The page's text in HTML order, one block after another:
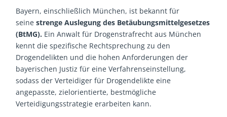
Bayern, einschließlich München, ist bekannt für
seine strenge Auslegung des Betäubungsmittelgesetzes
(BtMG). Ein Anwalt für Drogenstrafrecht aus München
kennt die spezifische Rechtsprechung zu den
Drogendelikten und die hohen Anforderungen der
bayerischen Justiz für eine Verfahrenseinstellung,
sodass der Verteidiger für Drogendelikte eine
angepasste, zielorientierte, bestmögliche
Verteidigungsstrategie erarbeiten kann.